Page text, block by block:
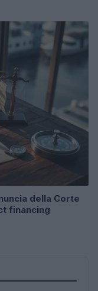
della Corte
financing